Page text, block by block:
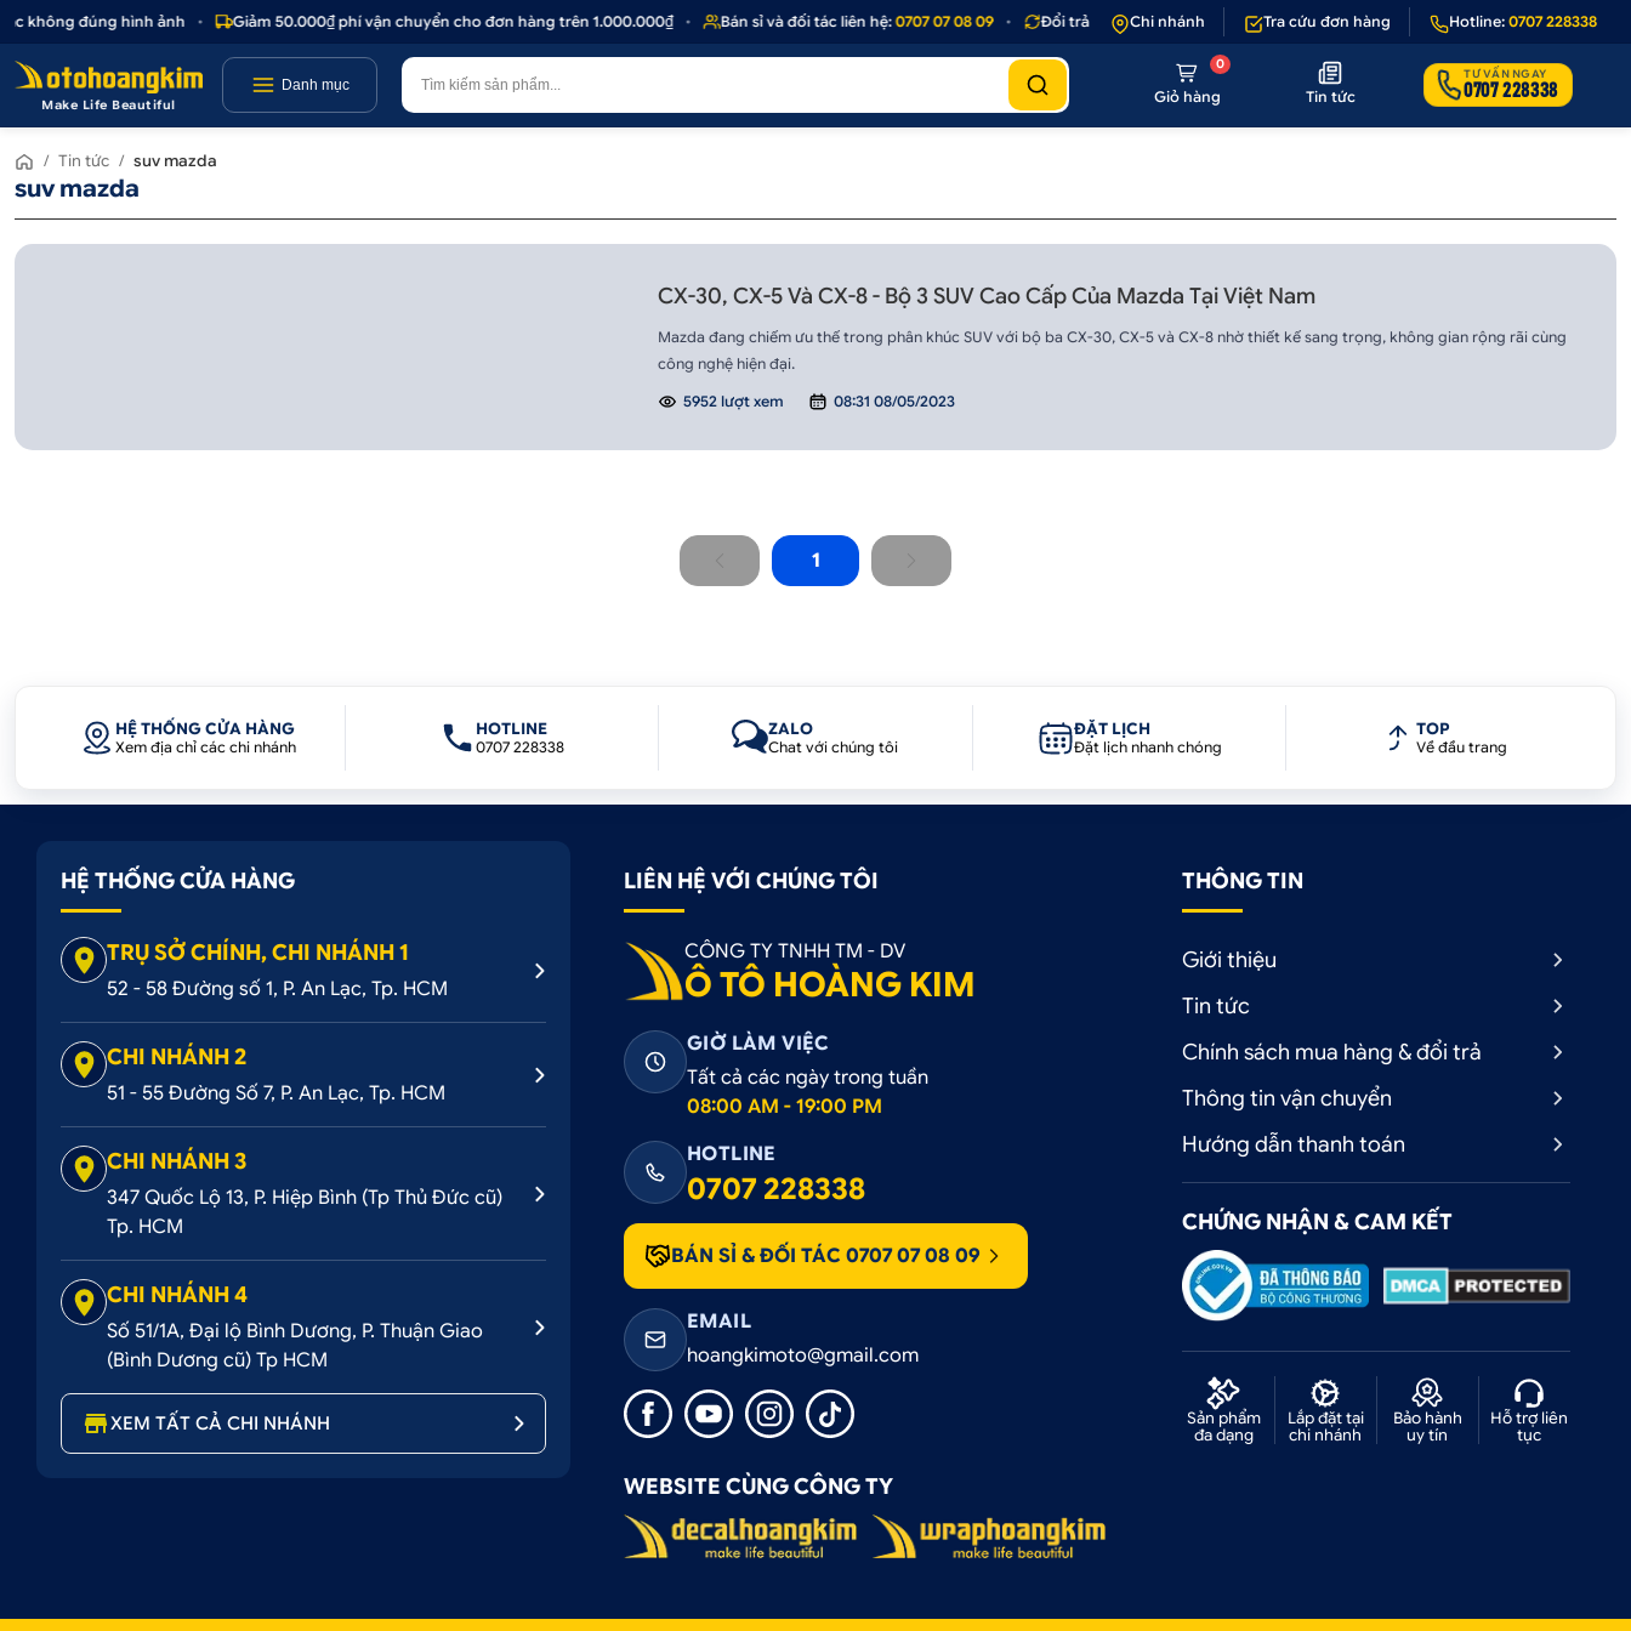
không đúng hình ảnh Giảm 50.000₫ phí vận chuyển cho đơn hàng trên 1.000.000₫ • Bán sỉ và đối tác liên hệ:0707 07 08 09 Đổi trả 1 - 1 nếu sản phẩm lỗi hoặc không đúng hình ảnh • Giảm 50.000₫ phí
Chi nhánh Tra cứu đơn hàng Hotline: 0707 228338
Make Life Beautiful
Danh mục
Giỏ hàng
0
Tin tức
TƯ VẤN NGAY
0707 228338
/ Tin tức / suv mazda
suv mazda
CX-30, CX-5 Và CX-8 - Bộ 3 SUV Cao Cấp Của Mazda Tại Việt Nam
Mazda đang chiếm ưu thế trong phân khúc SUV với bộ ba CX-30, CX-5 và CX-8 nhờ thiết kế sang trọng, không gian rộng rãi cùng
công nghệ hiện đại.
5952 lượt xem 08:31 08/05/2023
1
HỆ THỐNG CỬA HÀNG
Xem địa chỉ các chi nhánh
HOTLINE
0707 228338
ZALO
Chat với chúng tôi
ĐẶT LỊCH
Đặt lịch nhanh chóng
TOP
Về đầu trang
HỆ THỐNG CỬA HÀNG
TRỤ SỞ CHÍNH, CHI NHÁNH 1
52 - 58 Đường số 1, P. An Lạc, Tp. HCM
CHI NHÁNH 2
51 - 55 Đường Số 7, P. An Lạc, Tp. HCM
CHI NHÁNH 3
347 Quốc Lộ 13, P. Hiệp Bình (Tp Thủ Đức cũ)
Tp. HCM
CHI NHÁNH 4
Số 51/1A, Đại lộ Bình Dương, P. Thuận Giao
(Bình Dương cũ) Tp HCM
XEM TẤT CẢ CHI NHÁNH
LIÊN HỆ VỚI CHÚNG TÔI
CÔNG TY TNHH TM - DV
Ô TÔ HOÀNG KIM
GIỜ LÀM VIỆC
Tất cả các ngày trong tuần
08:00 AM - 19:00 PM
HOTLINE
0707 228338
BÁN SỈ & ĐỐI TÁC 0707 07 08 09
EMAIL
hoangkimoto@gmail.com
WEBSITE CÙNG CÔNG TY
THÔNG TIN
Giới thiệu
Tin tức
Chính sách mua hàng & đổi trả
Thông tin vận chuyển
Hướng dẫn thanh toán
CHỨNG NHẬN & CAM KẾT
Sản phẩm
đa dạng
Lắp đặt tại
chi nhánh
Bảo hành
uy tín
Hỗ trợ liên
tục